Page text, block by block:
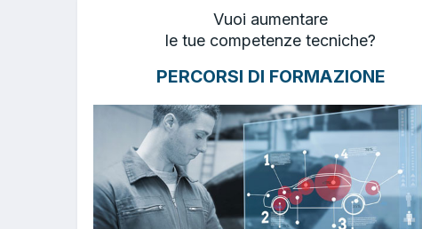
Vuoi aumentare
le tue competenze tecniche?
PERCORSI DI FORMAZIONE